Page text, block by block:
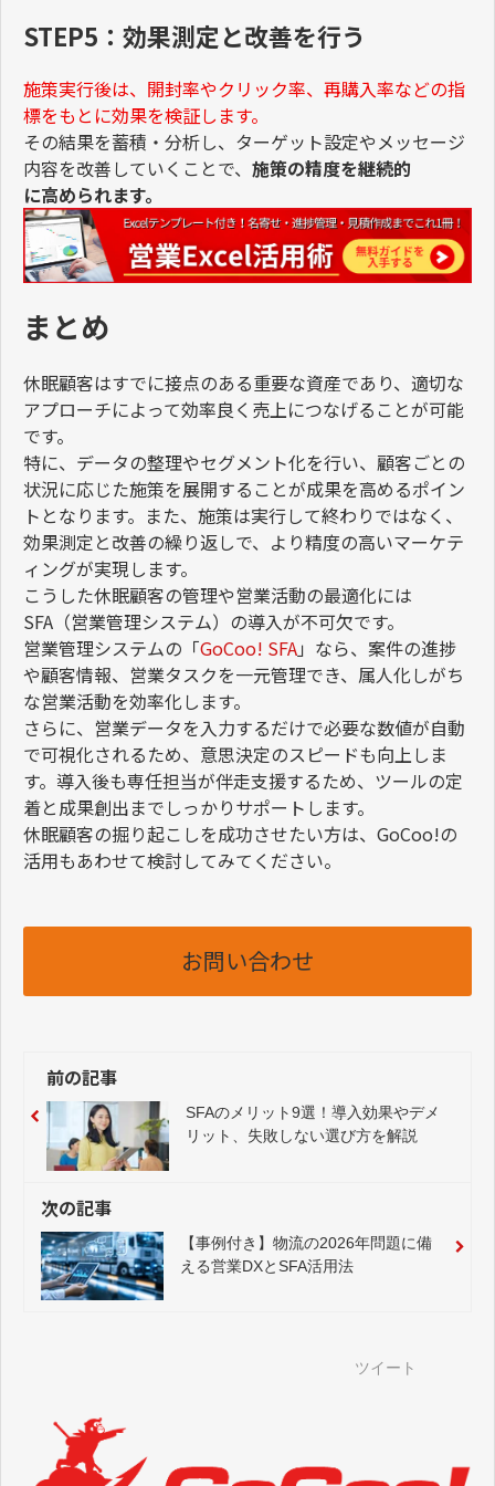
STEP5：効果測定と改善を行う
施策実行後は、開封率やクリック率、再購入率などの指
標をもとに効果を検証します。
その結果を蓄積・分析し、ターゲット設定やメッセージ
内容を改善していくことで、 施策の精度を継続的
に高められます。
まとめ
休眠顧客はすでに接点のある重要な資産であり、適切な
アプローチによって効率良く売上につなげることが可能
です。
特に、データの整理やセグメント化を行い、顧客ごとの
状況に応じた施策を展開することが成果を高めるポイン
トとなります。また、施策は実行して終わりではなく、
効果測定と改善の繰り返しで、より精度の高いマーケテ
ィングが実現します。
こうした休眠顧客の管理や営業活動の最適化には
SFA（営業管理システム）の導入が不可欠です。
営業管理システムの「GoCoo! SFA」なら、案件の進捗
や顧客情報、営業タスクを一元管理でき、属人化しがち
な営業活動を効率化します。
さらに、営業データを入力するだけで必要な数値が自動
で可視化されるため、意思決定のスピードも向上しま
す。導入後も専任担当が伴走支援するため、ツールの定
着と成果創出までしっかりサポートします。
休眠顧客の掘り起こしを成功させたい方は、GoCoo!の
活用もあわせて検討してみてください。
お問い合わせ
前の記事
SFAのメリット9選！導入効果やデメ
リット、失敗しない選び方を解説
次の記事
【事例付き】物流の2026年問題に備
える営業DXとSFA活用法
ツイート